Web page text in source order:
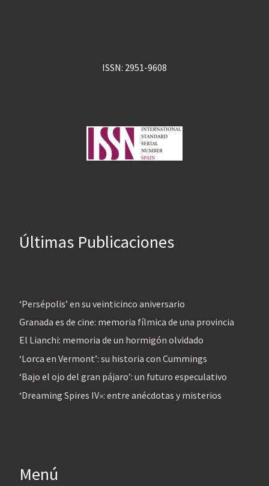
ISSN: 2951-9608
Últimas Publicaciones
‘Persépolis’ en su veinticinco aniversario
Granada es de cine: memoria fílmica de una provincia
El Lianchi: memoria de un hormigón olvidado
‘Lorca en Vermont’: su historia con Cummings
‘Bajo el ojo del gran pájaro’: un futuro especulativo
‘Dreaming Spires IV»: entre anécdotas y misterios
Menú